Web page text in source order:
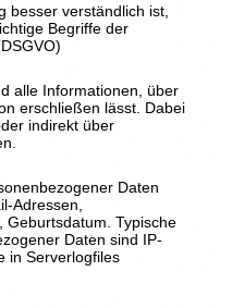
besser verständlich ist,
Begriffe der
alle Informationen, über
erschließen lässt. Dabei
indirekt über
Daten
Adressen,
Geburtsdatum. Typische
Daten sind IP-
in Serverlogfiles